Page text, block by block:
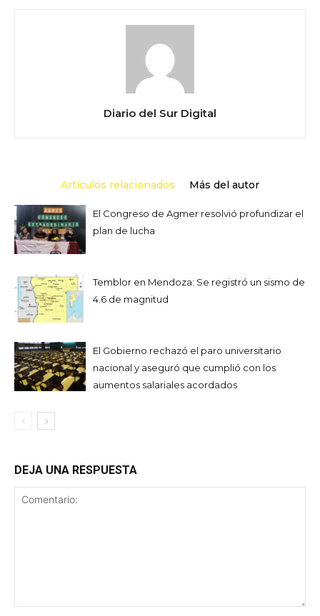
Diario del Sur Digital
Artículos relacionados Más del autor
El Congreso de Agmer resolvió profundizar el
plan de lucha
Temblor en Mendoza: Se registró un sismo de
4.6 de magnitud
El Gobierno rechazó el paro universitario
nacional y aseguró que cumplió con los
aumentos salariales acordados
DEJA UNA RESPUESTA